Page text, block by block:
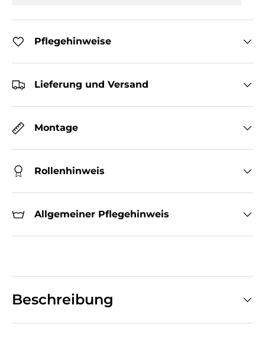
Pflegehinweise
Lieferung und Versand
Montage
Rollenhinweis
Allgemeiner Pflegehinweis
Beschreibung